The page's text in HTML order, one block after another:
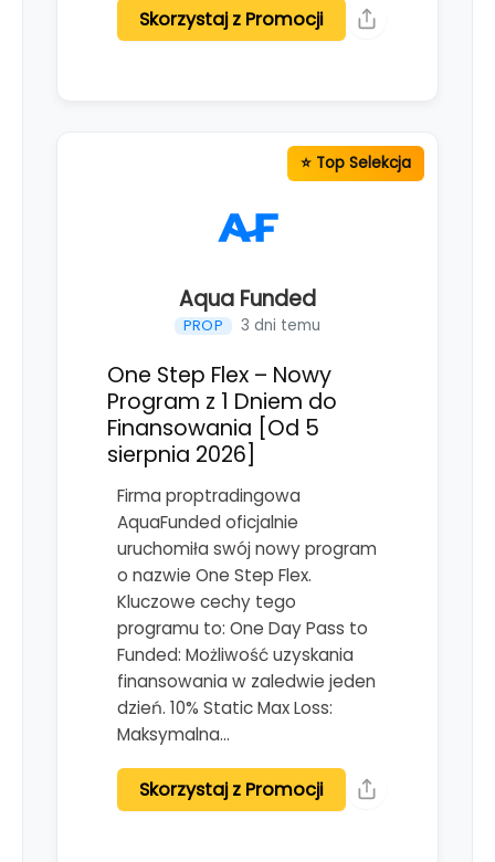
Skorzystaj z Promocji
Aqua Funded
PROP 3 dni temu
One Step Flex – Nowy
Program z 1 Dniem do
Finansowania [Od 5
sierpnia 2026]
Firma proptradingowa
AquaFunded oficjalnie
uruchomiła swój nowy program
o nazwie One Step Flex.
Kluczowe cechy tego
programu to: One Day Pass to
Funded: Możliwość uzyskania
finansowania w zaledwie jeden
dzień. 10% Static Max Loss:
Maksymalna…
Skorzystaj z Promocji